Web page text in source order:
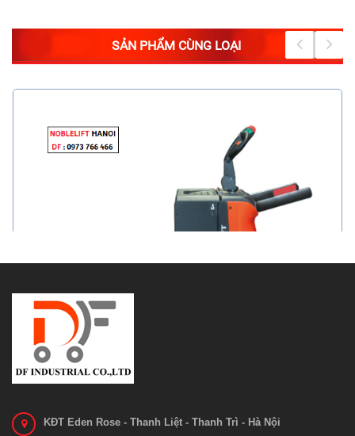
SẢN PHẨM CÙNG LOẠI
Xe nâng NOBLELIFT PT20N PT25N
KĐT Eden Rose - Thanh Liệt - Thanh Trì - Hà Nội